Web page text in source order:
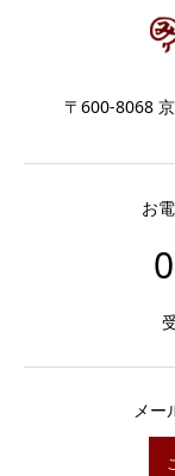
〒600-8068
お
メー